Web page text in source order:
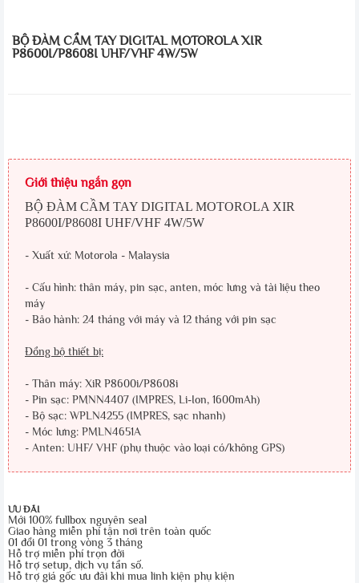
BỘ ĐÀM CẦM TAY DIGITAL MOTOROLA XIR
P8600I/P8608I UHF/VHF 4W/5W
Giới thiệu ngắn gọn
BỘ ĐÀM CẦM TAY DIGITAL MOTOROLA XIR
P8600I/P8608I UHF/VHF 4W/5W
- Xuất xứ: Motorola - Malaysia
- Cấu hình: thân máy, pin sạc, anten, móc lưng và tài liệu theo
máy
- Bảo hành: 24 tháng với máy và 12 tháng với pin sạc
Đồng bộ thiết bị:
- Thân máy: XiR P8600i/P8608i
- Pin sạc: PMNN4407 (IMPRES, Li-Ion, 1600mAh)
- Bộ sạc: WPLN4255 (IMPRES, sạc nhanh)
- Móc lưng: PMLN4651A
- Anten: UHF/ VHF (phụ thuộc vào loại có/không GPS)
ƯU ĐÃI
Mới 100% fullbox nguyên seal
Giao hàng miễn phí tận nơi trên toàn quốc
01 đổi 01 trong vòng 3 tháng
Hỗ trợ miễn phí trọn đời
Hỗ trợ setup, dịch vụ tần số.
Hỗ trợ giá gốc ưu đãi khi mua linh kiện phụ kiện